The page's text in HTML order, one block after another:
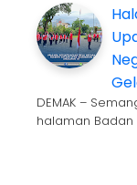
DEMAK –
halaman